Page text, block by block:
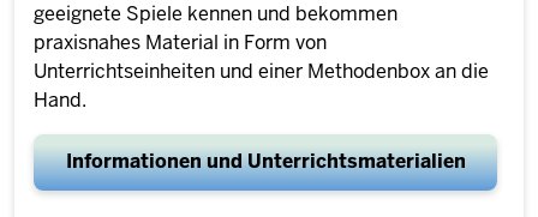
geeignete Spiele kennen und bekommen
praxisnahes Material in Form von
Unterrichtseinheiten und einer Methodenbox an die
Hand.
Informationen und Unterrichtsmaterialien